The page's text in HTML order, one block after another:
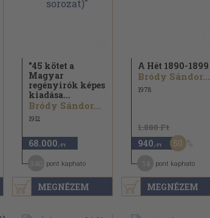
MEGNÉZEM
"45 kötet a
Magyar
regényirók képes
kiadása...
Bródy Sándor...
1912
68.000 ,-Ft
pont kapható
MEGNÉZEM
A Hét 1890-1899
Bródy Sándor...
1978
1.880 Ft
940 ,-Ft 50
pont kapható